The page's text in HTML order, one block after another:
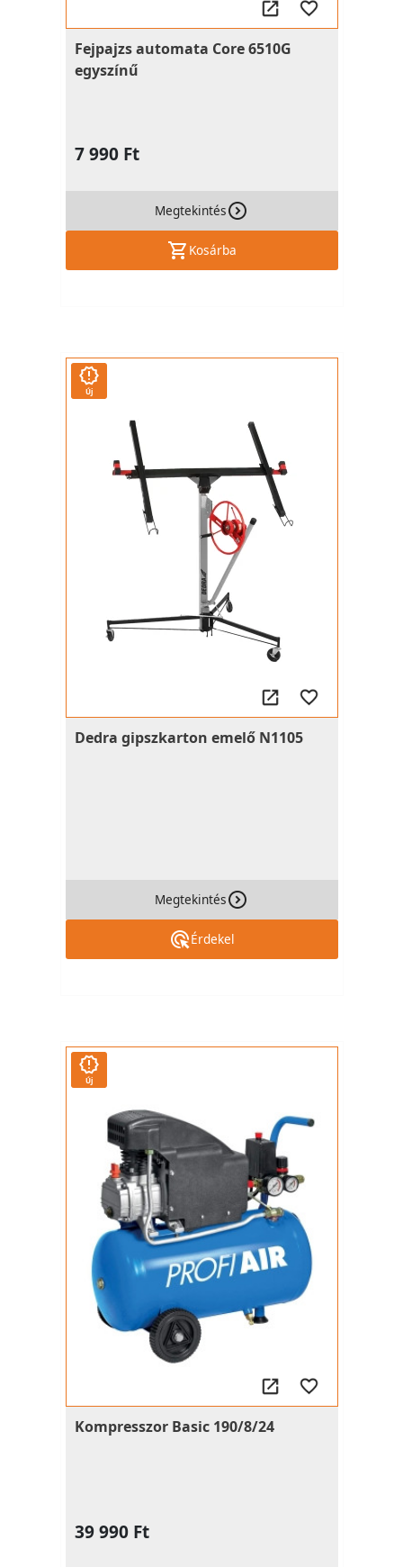
Fejpajzs automata Core 6510G
egyszínű
7 990 Ft
Megtekintés
Kosárba
Új
Dedra gipszkarton emelő N1105
Megtekintés
Érdekel
Új
Kompresszor Basic 190/8/24
39 990 Ft